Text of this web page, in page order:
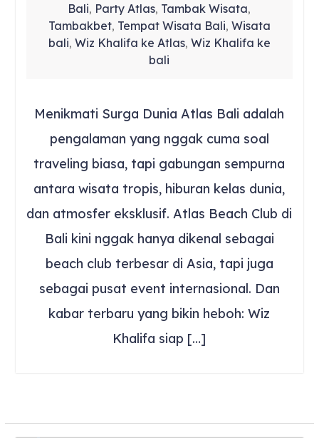
Bali, Party Atlas, Tambak Wisata,
Tambakbet, Tempat Wisata Bali, Wisata
bali, Wiz Khalifa ke Atlas, Wiz Khalifa ke
bali
Menikmati Surga Dunia Atlas Bali adalah
pengalaman yang nggak cuma soal
traveling biasa, tapi gabungan sempurna
antara wisata tropis, hiburan kelas dunia,
dan atmosfer eksklusif. Atlas Beach Club di
Bali kini nggak hanya dikenal sebagai
beach club terbesar di Asia, tapi juga
sebagai pusat event internasional. Dan
kabar terbaru yang bikin heboh: Wiz
Khalifa siap […]